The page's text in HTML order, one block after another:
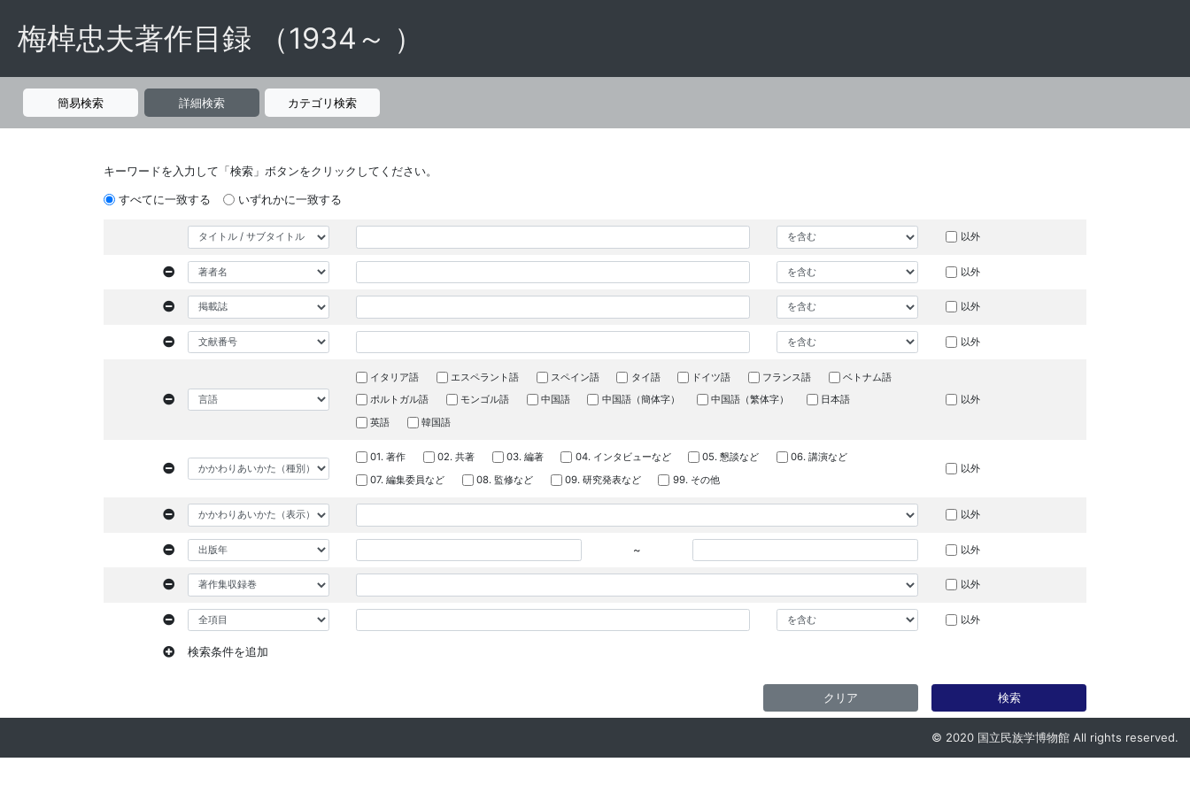
梅棹忠夫著作目録 （1934～ ）
簡易検索 詳細検索 カテゴリ検索
キーワードを入力して「検索」ボタンをクリックしてください。
すべてに一致する
いずれかに一致する
以外
以外
以外
以外
イタリア語 エスペラント語 スペイン語 タイ語 ドイツ語 フランス語
ベトナム語
ポルトガル語
モンゴル語 中国語 中国語（簡体字） 中国語（繁体字）
日本語
英語
韓国語
以外
01. 著作 02. 共著 03. 編著 04. インタビューなど 05. 懇談など
06. 講演など
07. 編集委員など
08. 監修など 09. 研究発表など 99. その他
以外
以外
~ 以外
以外
以外
検索条件を追加
クリア 検索
© 2020 国立民族学博物館 All rights reserved.